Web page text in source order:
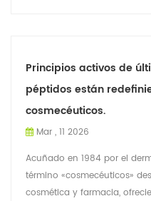
Principios activos de
péptidos están
cosmecéuticos.
Mar , 11 2026
Acuñado en 1984 por el
término «cosmecéuticos»
cosmética y farmacia,